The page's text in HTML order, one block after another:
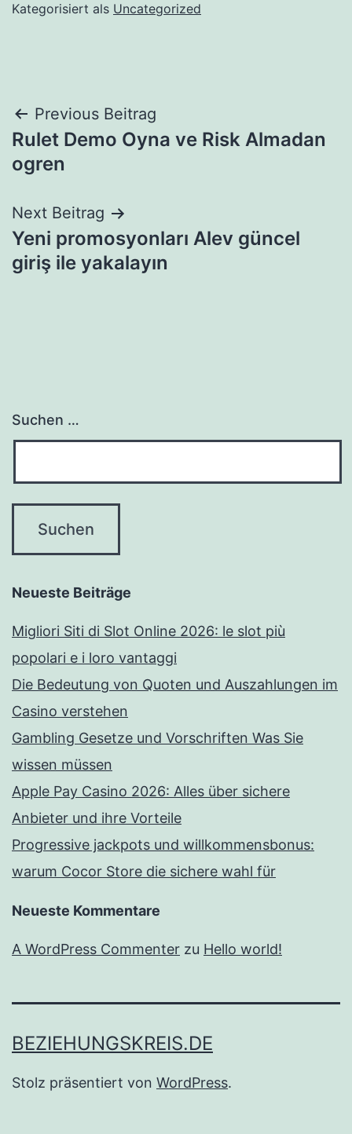
Kategorisiert als Uncategorized
Beitragsnavigation
Previous Beitrag
Rulet Demo Oyna ve Risk Almadan
ogren
Next Beitrag
Yeni promosyonları Alev güncel
giriş ile yakalayın
Suchen …
Neueste Beiträge
Migliori Siti di Slot Online 2026: le slot più
popolari e i loro vantaggi
Die Bedeutung von Quoten und Auszahlungen im
Casino verstehen
Gambling Gesetze und Vorschriften Was Sie
wissen müssen
Apple Pay Casino 2026: Alles über sichere
Anbieter und ihre Vorteile
Progressive jackpots und willkommensbonus:
warum Cocor Store die sichere wahl für
Neueste Kommentare
A WordPress Commenter zu Hello world!
BEZIEHUNGSKREIS.DE
Stolz präsentiert von WordPress.